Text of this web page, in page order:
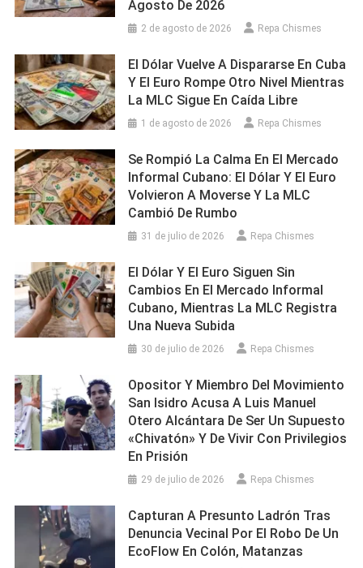
Agosto De 2026
2 de agosto de 2026 Repa Chismes
El Dólar Vuelve A Dispararse En Cuba
Y El Euro Rompe Otro Nivel Mientras
La MLC Sigue En Caída Libre
1 de agosto de 2026 Repa Chismes
Se Rompió La Calma En El Mercado
Informal Cubano: El Dólar Y El Euro
Volvieron A Moverse Y La MLC
Cambió De Rumbo
31 de julio de 2026 Repa Chismes
El Dólar Y El Euro Siguen Sin
Cambios En El Mercado Informal
Cubano, Mientras La MLC Registra
Una Nueva Subida
30 de julio de 2026 Repa Chismes
Opositor Y Miembro Del Movimiento
San Isidro Acusa A Luis Manuel
Otero Alcántara De Ser Un Supuesto
«chivatón» Y De Vivir Con Privilegios
En Prisión
29 de julio de 2026 Repa Chismes
Capturan A Presunto Ladrón Tras
Denuncia Vecinal Por El Robo De Un
EcoFlow En Colón, Matanzas